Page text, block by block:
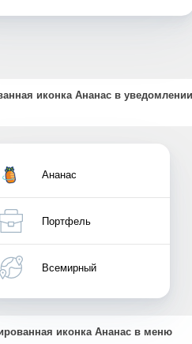
иконка Ананас в уведомлении
Ананас
Портфель
Всемирный
иконка Ананас в меню